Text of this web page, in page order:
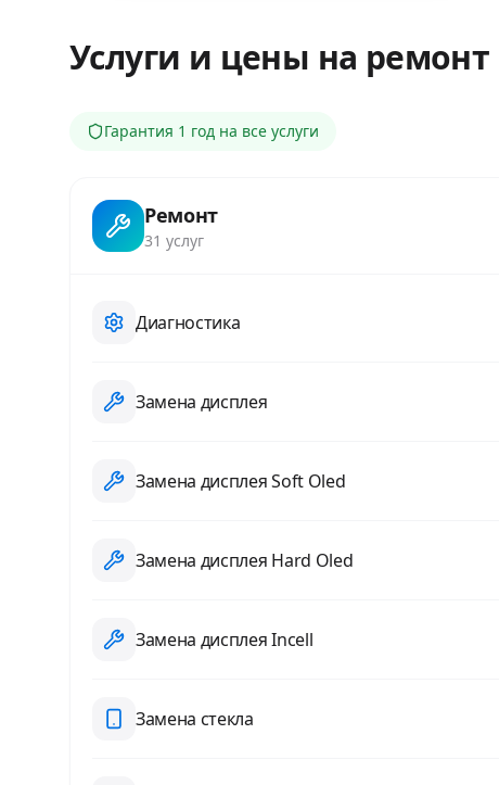
Услуги и цены на ремонт
Гарантия 1 год на все услуги
Ремонт
31 услуг
Диагностика
Замена дисплея
Замена дисплея Soft Oled
Замена дисплея Hard Oled
Замена дисплея Incell
Замена стекла